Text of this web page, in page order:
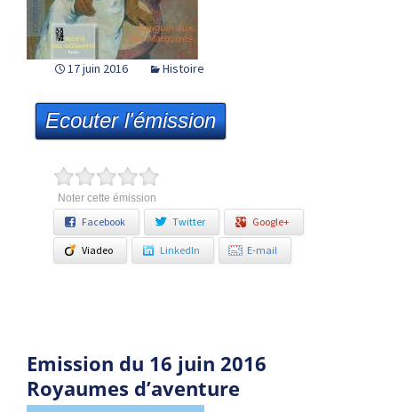
17 juin 2016 Histoire
Ecouter l'émission
Noter cette émission
Facebook Twitter Google+
Viadeo LinkedIn E-mail
Emission du 16 juin 2016
Royaumes d’aventure